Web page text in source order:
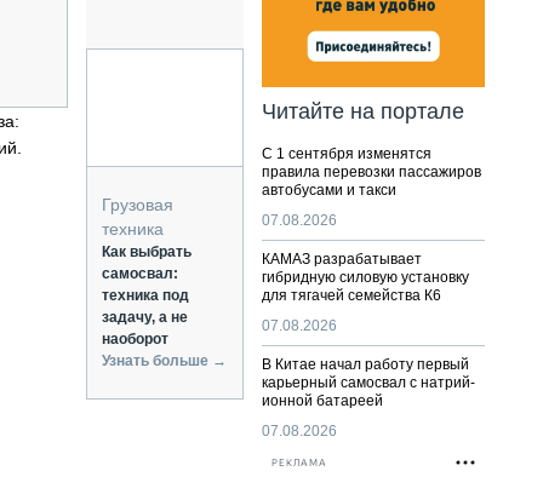
И СКЛАД
И ТЕХНОЛОГИИ
Грузовая
техника
Как выбрать
самосвал:
техника под
задачу, а не
наоборот
Узнать больше →
Читайте на портале
С 1 сентября изменятся
правила перевозки пассажиров
автобусами и такси
07.08.2026
КАМАЗ разрабатывает
гибридную силовую установку
для тягачей семейства К6
07.08.2026
В Китае начал работу первый
карьерный самосвал с натрий-
ионной батареей
07.08.2026
РЕКЛАМА